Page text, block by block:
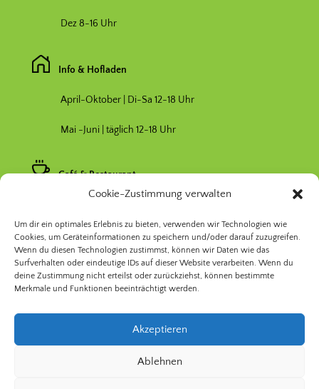
Cookie-Zustimmung verwalten
Um dir ein optimales Erlebnis zu bieten, verwenden wir Technologien wie
Cookies, um Geräteinformationen zu speichern und/oder darauf zuzugreifen.
Wenn du diesen Technologien zustimmst, können wir Daten wie das
Surfverhalten oder eindeutige IDs auf dieser Website verarbeiten. Wenn du
deine Zustimmung nicht erteilst oder zurückziehst, können bestimmte
Merkmale und Funktionen beeinträchtigt werden.
Akzeptieren
Ablehnen
Dez 8-16 Uhr
Info & Hofladen
April-Oktober | Di-Sa 12-18 Uhr
Mai -Juni | täglich 12-18 Uhr
Café & Restaurant
Hauptsaison Mai-September 11-19 Uhr
© 2026 Prinzessinnengarten Kollektiv Berlin | Nomadisch